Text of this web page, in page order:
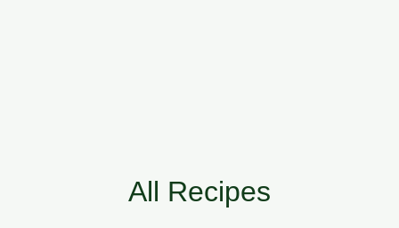
All Recipes